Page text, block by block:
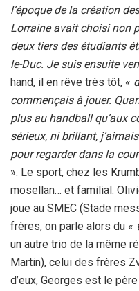
l’époque de la création
Lorraine avait choisi non
deux tiers des étudiants
le-Duc. Je suis ensuite
hand, il en rêve très tôt, «
commençais à jouer.
plus au handball qu’aux
sérieux, ni brillant,
pour regarder dans la
». Le sport, chez les
mosellan… et familial.
joue au SMEC (Stade
frères, on parle alors du «
un autre trio de la même
Martin), celui des frères
d’eux, Georges est le